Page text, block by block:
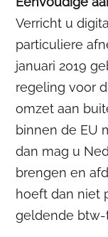
Verricht u
particuliere
januari 2019
regeling voor
omzet aan
binnen de EU
dan mag u
brengen en
hoeft dan niet
geldende btw-